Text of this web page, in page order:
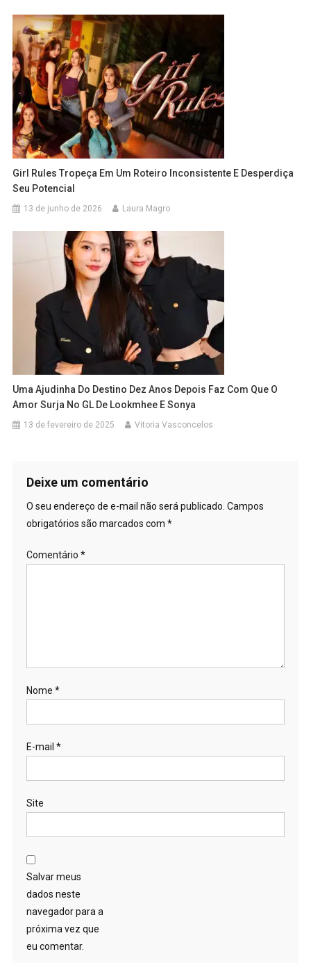
Girl Rules Tropeça Em Um Roteiro Inconsistente E Desperdiça
Seu Potencial
13 de junho de 2026 Laura Magro
Uma Ajudinha Do Destino Dez Anos Depois Faz Com Que O
Amor Surja No GL De Lookmhee E Sonya
13 de fevereiro de 2025 Vitoria Vasconcelos
Deixe um comentário
O seu endereço de e-mail não será publicado. Campos
obrigatórios são marcados com *
Comentário *
Nome *
E-mail *
Site
Salvar meus
dados neste
navegador para a
próxima vez que
eu comentar.